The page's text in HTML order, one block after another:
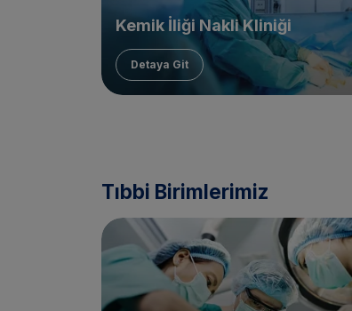
Kemik İliği Nakli Kliniği
Detaya Git
Tıbbi Birimlerimiz